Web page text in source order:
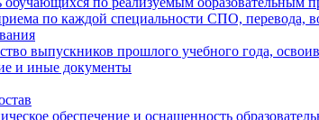
по каждой специальности СПО, перевода,
выпускников прошлого учебного года,
и иные документы
обеспечение и оснащенность